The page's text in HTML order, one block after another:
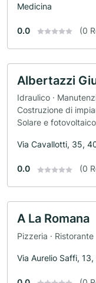
Medicina
0.0 (0
Albertazzi
Idraulico ·
Costruzione di
Solare e fotovoltaico
Via Cavallotti, 35,
0.0 (0
A La Romana
Pizzeria · Ristorante
Via Aurelio Saffi,